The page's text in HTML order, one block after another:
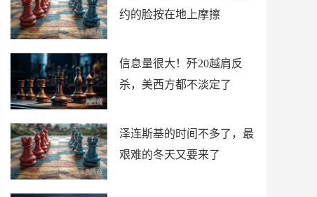
约的脸按在地上摩擦
信息量很大！歼20越肩反
杀，美西方都不淡定了
泽连斯基的时间不多了，最
艰难的冬天又要来了